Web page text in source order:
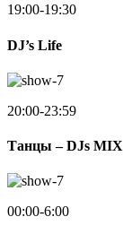
19:00-19:30
DJ’s Life
20:00-23:59
Танцы – DJs MIX
00:00-6:00